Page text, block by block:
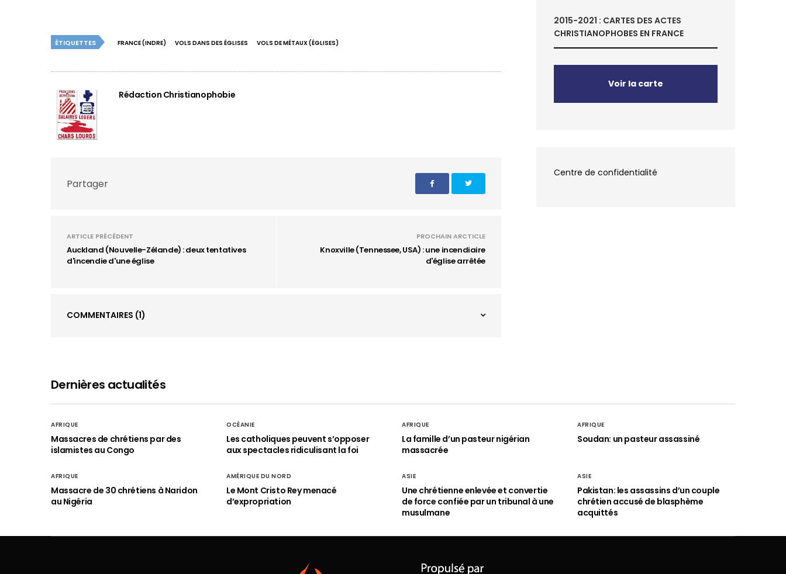
ÉTIQUETTES FRANCE (INDRE) VOLS DANS DES ÉGLISES VOLS DE MÉTAUX (ÉGLISES)
Rédaction Christianophobie
Partager
ARTICLE PRÉCÉDENT
Auckland (Nouvelle-Zélande) : deux tentatives
d'incendie d'une église
PROCHAIN ARCTICLE
Knoxville (Tennessee, USA) : une incendiaire
d'église arrêtée
COMMENTAIRES (1)
2015-2021 : CARTES DES ACTES
CHRISTIANOPHOBES EN FRANCE
Voir la carte
Centre de confidentialité
Dernières actualités
AFRIQUE
Massacres de chrétiens par des
islamistes au Congo
OCÉANIE
Les catholiques peuvent s’opposer
aux spectacles ridiculisant la foi
AFRIQUE
La famille d’un pasteur nigérian
massacrée
AFRIQUE
Soudan: un pasteur assassiné
AFRIQUE
Massacre de 30 chrétiens à Naridon
au Nigéria
AMÉRIQUE DU NORD
Le Mont Cristo Rey menacé
d’expropriation
ASIE
Une chrétienne enlevée et convertie
de force confiée par un tribunal à une
musulmane
ASIE
Pakistan: les assassins d’un couple
chrétien accusé de blasphème
acquittés